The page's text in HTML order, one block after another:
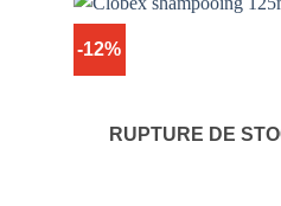
-12%
RUPTURE DE